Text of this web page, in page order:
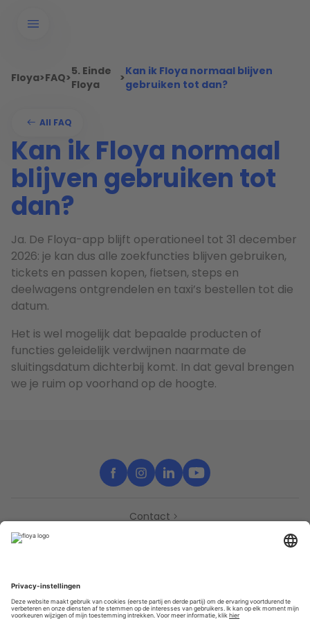
Floya>FAQ>5. Einde
Floya
>Kan ik Floya normaal blijven
gebruiken tot dan?
All FAQ
Kan ik Floya normaal
blijven gebruiken tot
dan?
Ja. De Floya-app blijft operationeel tot 31 december
2026: je kan dus alle zoekfuncties blijven gebruiken,
tickets en passen kopen, fietsen, steps en
deelwagens ontgrendelen en taxi’s bestellen tot die
datum.
Het is wel mogelijk dat bepaalde producten of
functies geleidelijk verdwijnen naarmate de
sluitingsdatum dichterbij komt. In dat geval brengen
we je ruim op voorhand op de hoogte.
Contact
Partners